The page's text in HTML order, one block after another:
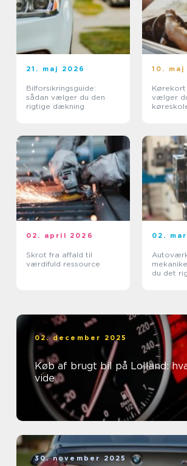
21. maj 2026
Bilforsikringsguide:
sådan vælger du den
rigtige dækning
10. maj
Kørekort
vælger
02. april 2026
Skrot fra affald til
værdifuld ressource
02.
du det
02. december 2025
Køb af brugt bil på Lolland:
vide
30. november 2025